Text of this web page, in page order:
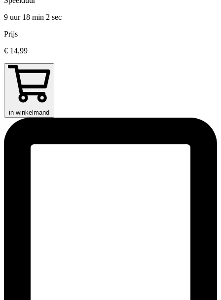
9 uur 18 min 2 sec
Prijs
€ 14,99
in winkelmand